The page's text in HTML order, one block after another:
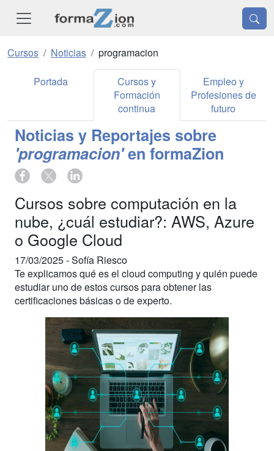
Cursos Noticias programacion
Portada
Cursos y
Formación
continua
Empleo y
Profesiones de
futuro
Noticias y Reportajes sobre
'programacion'en formaZion
Cursos sobre computación en la
nube, ¿cuál estudiar?: AWS, Azure
o Google Cloud
17/03/2025 -Sofía Riesco
Te explicamos qué es el cloud computing y quién puede
estudiar uno de estos cursos para obtener las
certificaciones básicas o de experto.